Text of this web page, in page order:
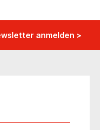
anmelden >